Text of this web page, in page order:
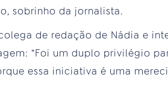
sobrinho da jornalista.
de redação de Nádia e
“Foi um duplo privilégio
essa iniciativa é uma